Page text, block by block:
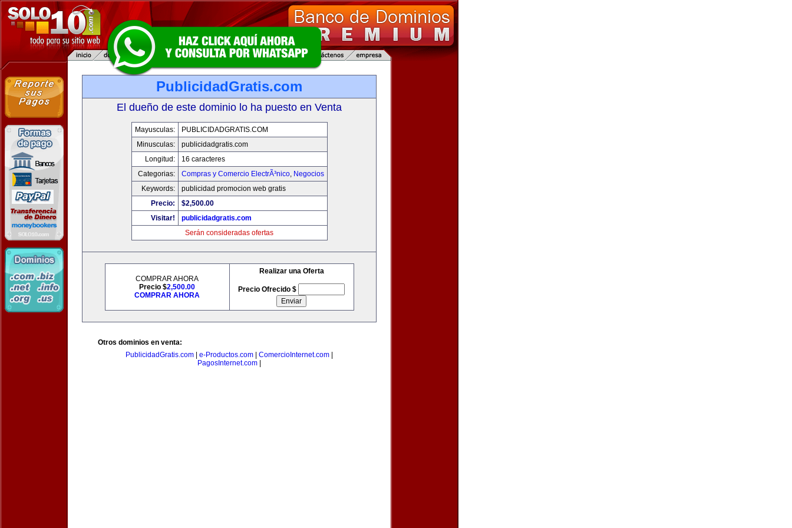
PublicidadGratis.com
El dueño de este dominio lo ha puesto en Venta
Mayusculas:
PUBLICIDADGRATIS.COM
Minusculas:
publicidadgratis.com
Longitud:
16 caracteres
Categorias:
Compras y Comercio ElectrÃ³nico, Negocios
Keywords:
publicidad promocion web gratis
Precio:
$2,500.00
Visitar!
publicidadgratis.com
Serán consideradas ofertas
COMPRAR AHORA
Precio $2,500.00
COMPRAR AHORA
Realizar una Oferta
Precio Ofrecido $
Otros dominios en venta:
PublicidadGratis.com
e-Productos.com ComercioInternet.com
PagosInternet.com